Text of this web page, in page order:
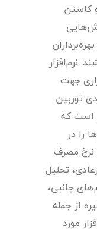
کاستن
نرم‌افزار
جهت
توربین
است که
را در
نرخ مصرف
تحلیل
جانبی،
از جمله
مورد